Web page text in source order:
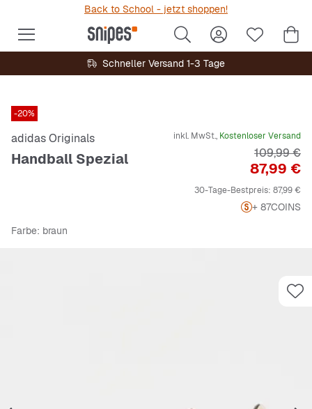
Back to School - jetzt shoppen!
Schneller Versand 1-3 Tage
-20%
adidas Originals
Handball Spezial
inkl. MwSt., Kostenloser Versand
Preis
87,99 €
109,99 €
30-Tage-Bestpreis: 87,99 €
+ 87COINS
Farbe: braun